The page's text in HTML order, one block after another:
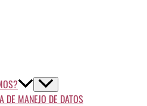
DE MANEJO DE DATOS